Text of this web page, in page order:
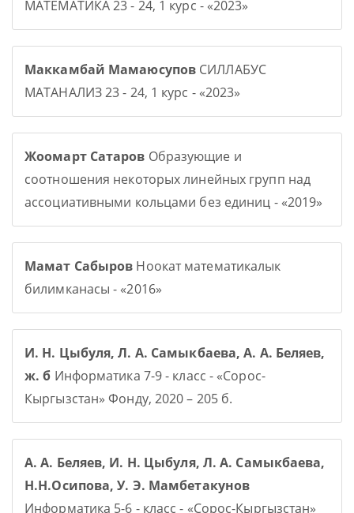
МАТЕМАТИКА 23 - 24, 1 курс - «2023»
Маккамбай Мамаюсупов СИЛЛАБУС
МАТАНАЛИЗ 23 - 24, 1 курс - «2023»
Жоомарт Сатаров Образующие и
соотношения некоторых линейных групп над
ассоциативными кольцами без единиц - «2019»
Мамат Сабыров Ноокат математикалык
билимканасы - «2016»
И. Н. Цыбуля, Л. А. Самыкбаева, А. А. Беляев,
ж. б Информатика 7-9 - класс - «Сорос-
Кыргызстан» Фонду, 2020 – 205 б.
А. А. Беляев, И. Н. Цыбуля, Л. А. Самыкбаева,
Н.Н.Осипова, У. Э. Мамбетакунов
Информатика 5-6 - класс - «Сорос-Кыргызстан»